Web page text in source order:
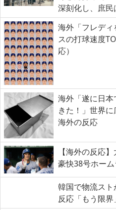
深刻化し、庶民
海外「フレデ
スの打球速度
応）
海外「遂に日
きた！」世界
海外の反応
【海外の反応
豪快38号ホーム
韓国で物流ス
反応「もう限界